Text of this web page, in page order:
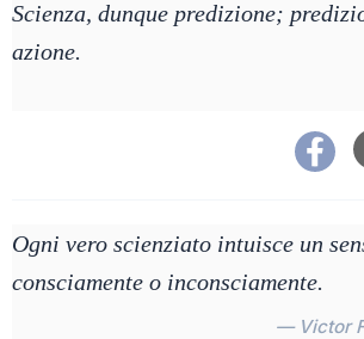
Scienza, dunque predizione;
azione.
Ogni vero scienziato intuisce un
consciamente o inconsciamente.
— Victor